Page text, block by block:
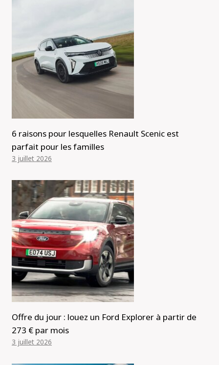
6 raisons pour lesquelles Renault Scenic est
parfait pour les familles
3 juillet 2026
Offre du jour : louez un Ford Explorer à partir de
273 € par mois
3 juillet 2026